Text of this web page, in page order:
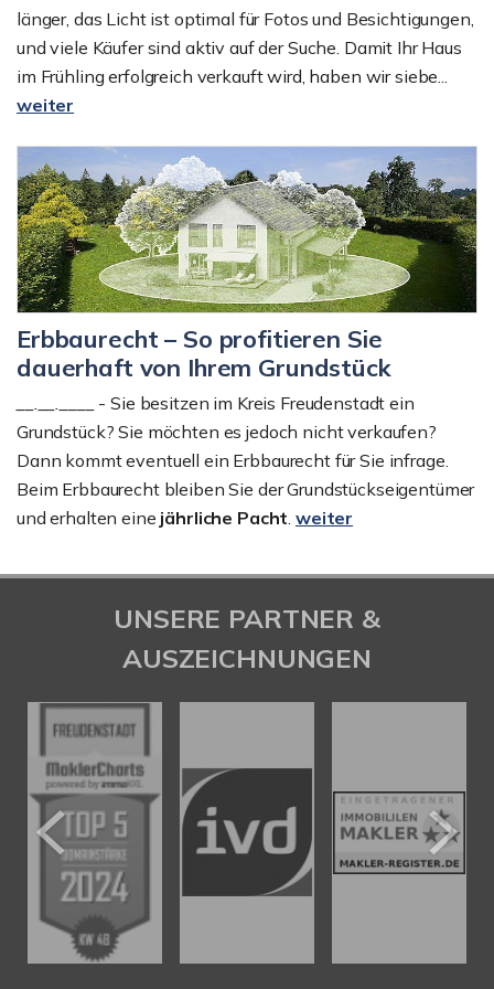
länger, das Licht ist optimal für Fotos und Besichtigungen,
und viele Käufer sind aktiv auf der Suche. Damit Ihr Haus
im Frühling erfolgreich verkauft wird, haben wir siebe...
weiter
Erbbaurecht – So profitieren Sie
dauerhaft von Ihrem Grundstück
__.__.____
- Sie besitzen im Kreis Freudenstadt ein
Grundstück? Sie möchten es jedoch nicht verkaufen?
Dann kommt eventuell ein Erbbaurecht für Sie infrage.
Beim Erbbaurecht bleiben Sie der Grundstückseigentümer
und erhalten eine jährliche Pacht. weiter
UNSERE PARTNER &
AUSZEICHNUNGEN